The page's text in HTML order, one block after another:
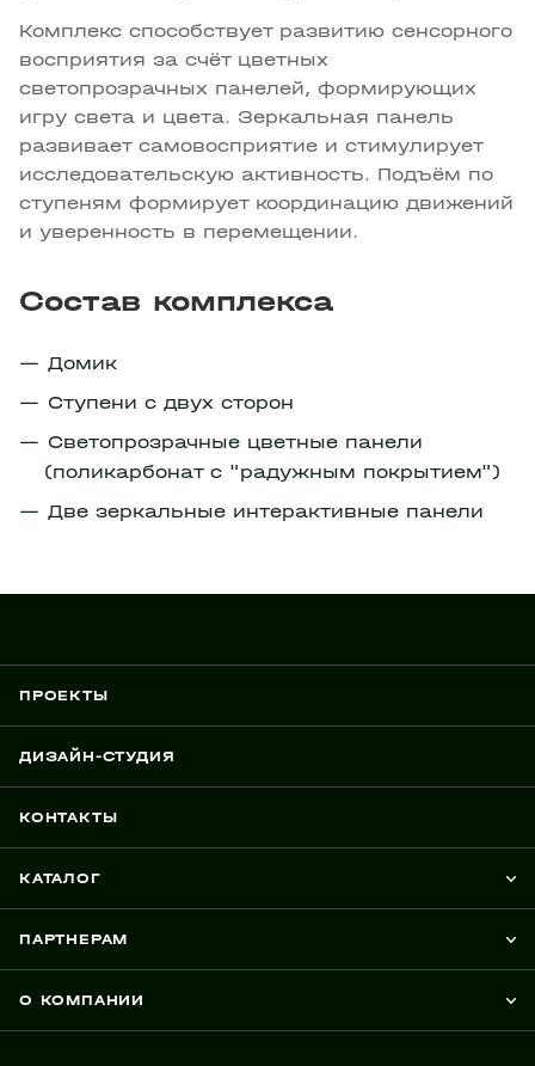
Комплекс способствует развитию сенсорного
восприятия за счёт цветных
светопрозрачных панелей, формирующих
игру света и цвета. Зеркальная панель
развивает самовосприятие и стимулирует
исследовательскую активность. Подъём по
ступеням формирует координацию движений
и уверенность в перемещении.
Состав комплекса
Домик
Ступени с двух сторон
Светопрозрачные цветные панели
(поликарбонат с "радужным покрытием")
Две зеркальные интерактивные панели
ПРОЕКТЫ
ДИЗАЙН-СТУДИЯ
КОНТАКТЫ
КАТАЛОГ
ПАРТНЕРАМ
О КОМПАНИИ